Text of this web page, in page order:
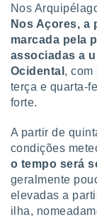
Nos
Nos Açores, a
marcada pela
associadas a
Ocidental , com
terça e quarta-
forte.
A partir de
condições
o tempo será
geralmente
elevadas a
ilha,